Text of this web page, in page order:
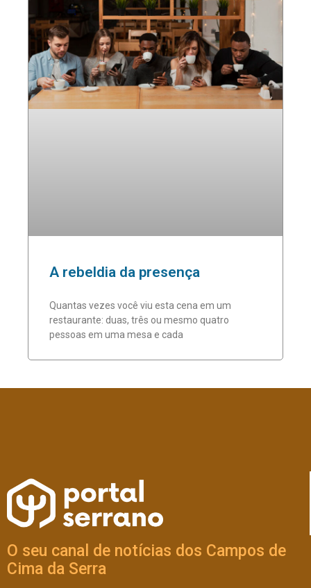
A rebeldia da presença
Quantas vezes você viu esta cena em um
restaurante: duas, três ou mesmo quatro
pessoas em uma mesa e cada
O seu canal de notícias dos Campos de
Cima da Serra